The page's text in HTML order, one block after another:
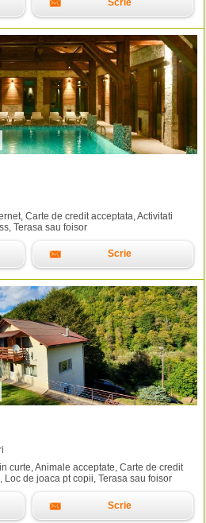
Carte de credit acceptata, Activitati
Terasa sau foisor
Scrie
curte, Animale acceptate, Carte de credit
de joaca pt copii, Terasa sau foisor
Scrie